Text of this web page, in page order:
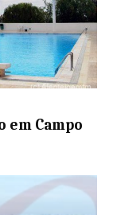
em Campo